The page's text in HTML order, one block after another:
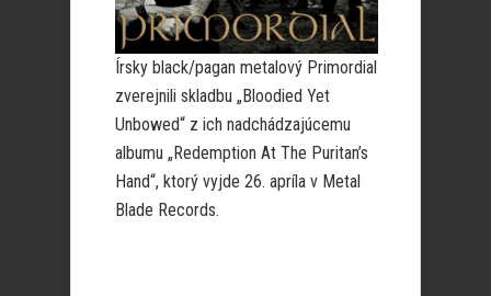
Írsky black/pagan metalový Primordial
zverejnili skladbu „Bloodied Yet
Unbowed“ z ich nadchádzajúcemu
albumu „Redemption At The Puritan’s
Hand“, ktorý vyjde 26. apríla v Metal
Blade Records.